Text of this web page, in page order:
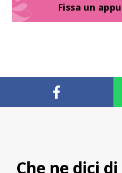
Fissa un
Che ne dici